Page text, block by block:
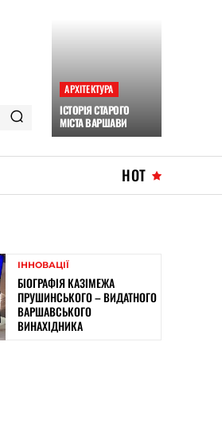
АРХІТЕКТУРА
ІСТОРІЯ СТАРОГО
МІСТА ВАРШАВИ
HOT
ІННОВАЦІЇ
БІОГРАФІЯ КАЗІМЕЖА
ПРУШИНСЬКОГО – ВИДАТНОГО
ВАРШАВСЬКОГО
ВИНАХІДНИКА